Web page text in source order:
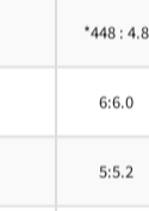
*448 : 4.8
6:6.0
5:5.2